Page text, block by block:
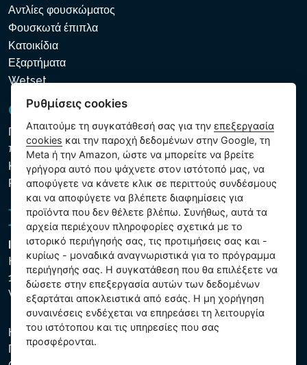
Αντλίες φουσκώματος
Φουσκωτά έπιπλα
Κατοικίδια
Εξαρτήματα
Wetset
GDPR και Cookies
Πολιτική προστασίας προσωπικών και λοιπών δεδομένων
που υποβάλλονται σε επεξεργασία
Κανόνες χρήσης των αρχείων cookie
Ρυθμίσεις cookies
Intex Trading, s.r.o.
Hradecká 2526/3
130 00 Praha 3
Vinohrady - Česká republika
Η εταιρεία είναι εγγεγραμμένη στο Δημοτικό Δικαστήριο της
Πράγας, μέρος C, αύξ. αριθ. 74759. ΑΜΕ 26150808, ΑΦΜ
Ρυθμίσεις cookies
Απαιτούμε τη συγκατάθεσή σας για τηνεπεξεργασία
cookies και την παροχή δεδομένων στην Google, τη
Meta ή την Amazon, ώστε να μπορείτε να βρείτε
γρήγορα αυτό που ψάχνετε στον ιστότοπό μας, να
αποφύγετε να κάνετε κλικ σε περιττούς συνδέσμους
και να αποφύγετε να βλέπετε διαφημίσεις για
προϊόντα που δεν θέλετε βλέπω. Συνήθως, αυτά τα
αρχεία περιέχουν πληροφορίες σχετικά με το
ιστορικό περιήγησής σας, τις προτιμήσεις σας και -
κυρίως - μοναδικά αναγνωριστικά για το πρόγραμμα
περιήγησής σας. Η συγκατάθεση που θα επιλέξετε να
δώσετε στην επεξεργασία αυτών των δεδομένων
εξαρτάται αποκλειστικά από εσάς. Η μη χορήγηση
συναινέσεις ενδέχεται να επηρεάσει τη λειτουργία
του ιστότοπου και τις υπηρεσίες που σας
προσφέρονται.